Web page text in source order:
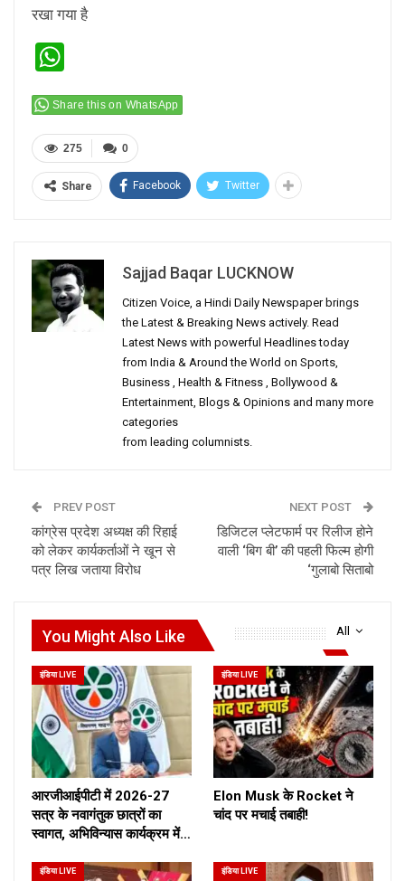
रखा गया है
Share this on WhatsApp
0
275
Share Facebook Twitter
Sajjad Baqar LUCKNOW
Citizen Voice, a Hindi Daily Newspaper brings
the Latest & Breaking News actively. Read
Latest News with powerful Headlines today
from India & Around the World on Sports,
Business , Health & Fitness , Bollywood &
Entertainment, Blogs & Opinions and many more
categories
from leading columnists.
PREV POST
कांग्रेस प्रदेश अध्यक्ष की रिहाई
को लेकर कार्यकर्ताओं ने खून से
पत्र लिख जताया विरोध
NEXT POST
डिजिटल प्लेटफार्म पर रिलीज होने
वाली ‘बिग बी’ की पहली फिल्म होगी
‘गुलाबो सिताबो
All
You Might Also Like
इंडिया LIVE
आरजीआईपीटी में 2026-27
सत्र के नवागंतुक छात्रों का
स्वागत, अभिविन्यास कार्यक्रम में…
इंडिया LIVE
Elon Musk के Rocket ने
चांद पर मचाई तबाही!
इंडिया LIVE इंडिया LIVE